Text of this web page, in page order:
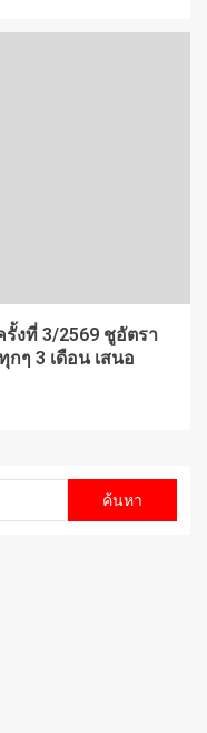
งที่ 3/2569 ชูอัตรา
กๆ 3 เดือน เสนอ